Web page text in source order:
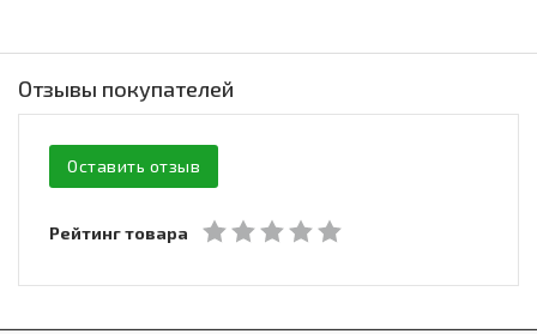
Отзывы покупателей
Оставить отзыв
Рейтинг товара